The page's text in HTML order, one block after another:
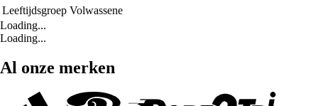
Leeftijdsgroep Volwassene
Loading...
Loading...
Al onze merken